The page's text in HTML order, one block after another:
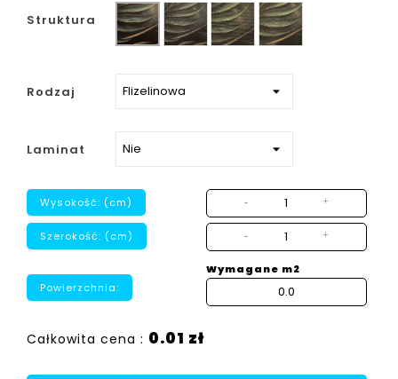
Struktura
Gładka Ziarno Płótno Beton
strukturalny
Rodzaj
Laminat
Wysokość: (cm) - +
Szerokość: (cm) - +
Powierzchnia:
Wymagane m2
Całkowita cena : 0.01 zł